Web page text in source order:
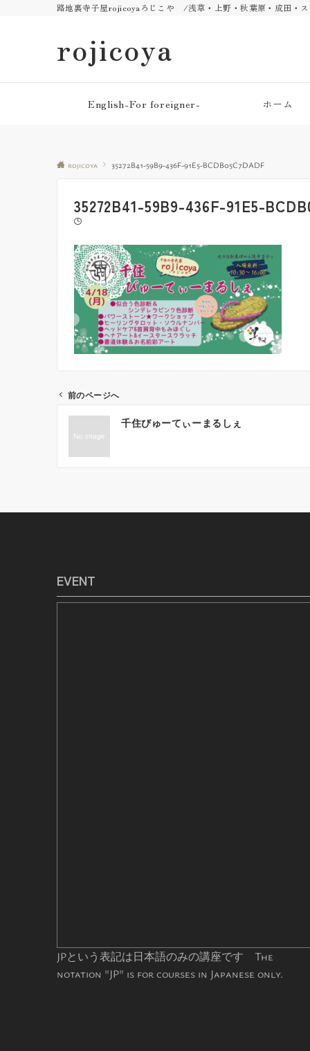
路地裏寺子屋rojicoyaろじこや /浅草・上野・秋葉原・成田・
rojicoya
English-For foreigner- ホーム
rojicoya 35272B41-59B9-436F-91E5-BCDB05C7DADF
35272B41-59B9-436F-91E5-
ビ
シ
前のページへ
千住びゅーてぃーまるしぇ
EVENT
JPという表記は日本語のみの講座です The
notation "JP" is for courses in Japanese only.